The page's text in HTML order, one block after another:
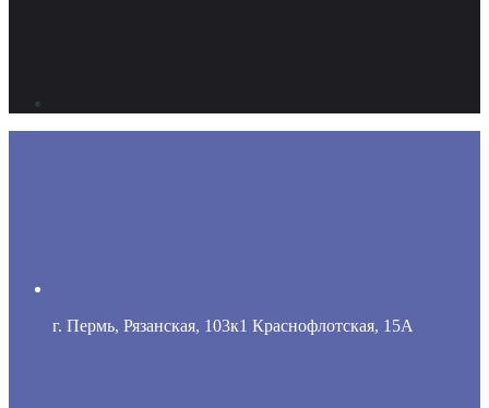
г. Пермь, Рязанская, 103к1 Краснофлотская, 15А